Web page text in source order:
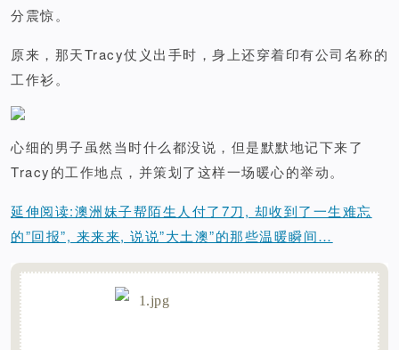
分震惊。
原来，那天Tracy仗义出手时，身上还穿着印有公司名称的
工作衫。
心细的男子虽然当时什么都没说，但是默默地记下来了
Tracy的工作地点，并策划了这样一场暖心的举动。
延伸阅读:澳洲妹子帮陌生人付了7刀, 却收到了一生难忘
的”回报”, 来来来, 说说”大土澳”的那些温暖瞬间…